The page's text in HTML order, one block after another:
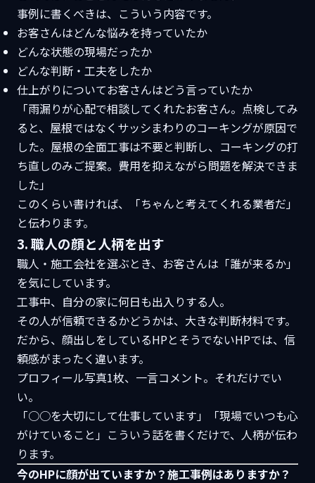
事例に書くべきは、こういう内容です。
お客さんはどんな悩みを持っていたか
どんな状態の現場だったか
どんな判断・工夫をしたか
仕上がりについてお客さんはどう言っていたか
「雨漏りが心配で相談してくれたお客さん。点検してみ
ると、屋根ではなくサッシまわりのコーキングが原因で
した。屋根の全面工事は不要と判断し、コーキングの打
ち直しのみご提案。費用を抑えながら問題を解決できま
した」
このくらい書ければ、「ちゃんと考えてくれる業者だ」
と伝わります。
3. 職人の顔と人柄を出す
職人・施工会社を選ぶとき、お客さんは「誰が来るか」
を気にしています。
工事中、自分の家に何日も出入りする人。
その人が信頼できるかどうかは、大きな判断材料です。
だから、顔出しをしているHPとそうでないHPでは、信
頼感がまったく違います。
プロフィール写真1枚、一言コメント。それだけでい
い。
「○○を大切にして仕事しています」「現場でいつも心
がけていること」こういう話を書くだけで、人柄が伝わ
ります。
今のHPに顔が出ていますか？施工事例はありますか？